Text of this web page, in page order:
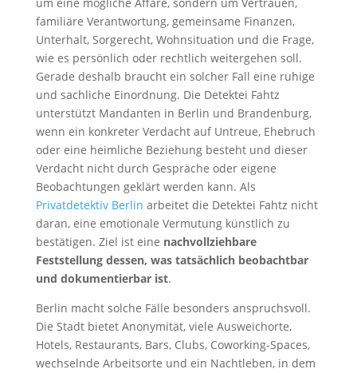
um eine mögliche Affäre, sondern um Vertrauen,
familiäre Verantwortung, gemeinsame Finanzen,
Unterhalt, Sorgerecht, Wohnsituation und die Frage,
wie es persönlich oder rechtlich weitergehen soll.
Gerade deshalb braucht ein solcher Fall eine ruhige
und sachliche Einordnung. Die Detektei Fahtz
unterstützt Mandanten in Berlin und Brandenburg,
wenn ein konkreter Verdacht auf Untreue, Ehebruch
oder eine heimliche Beziehung besteht und dieser
Verdacht nicht durch Gespräche oder eigene
Beobachtungen geklärt werden kann. Als
Privatdetektiv Berlin arbeitet die Detektei Fahtz nicht
daran, eine emotionale Vermutung künstlich zu
bestätigen. Ziel ist eine nachvollziehbare
Feststellung dessen, was tatsächlich beobachtbar
und dokumentierbar ist.
Berlin macht solche Fälle besonders anspruchsvoll.
Die Stadt bietet Anonymität, viele Ausweichorte,
Hotels, Restaurants, Bars, Clubs, Coworking-Spaces,
wechselnde Arbeitsorte und ein Nachtleben, in dem